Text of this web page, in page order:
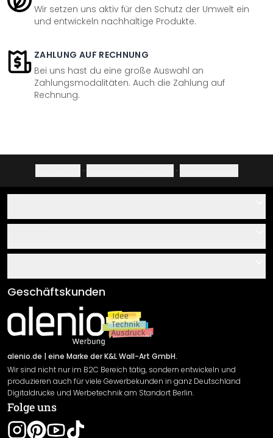
Wir setzen uns aktiv für den Schutz der Umwelt ein
und entwickeln nachhaltige Produkte.
ZAHLUNG AUF RECHNUNG
Bei uns hast du eine große Auswahl an
Zahlungsmodalitäten. Auch die Zahlung auf
Rechnung.
· ·
Über uns
Klebe- und Montageanleitungen
Newsletter An-/Abmeldung
Sendungsverfolgung
AGB
Impressum
Versand & Zahlung
Rücksendung
Widerrufsrecht
Datenschutzerklärung
Gewährleistung
Leistungserklärung / CE-Zeichen
Geschäftskunden
alenio.de | eine Marke der K&L Wall-Art GmbH.
Wir sind nicht nur im B2C Bereich tätig, sondern entwickeln und
produzieren auch für viele Gewerbekunden in ganz Deutschland
Digitaldrucke und Werbetechnik am Standort Berlin.
Folge uns